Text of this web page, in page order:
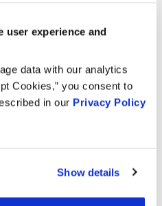
user experience and
data with our analytics
Cookies,” you consent to
in our Privacy Policy
Show details
2.0677 in
40.50 mm
1.5945 in